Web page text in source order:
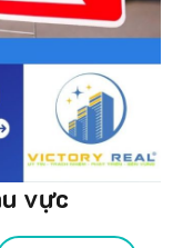
vực